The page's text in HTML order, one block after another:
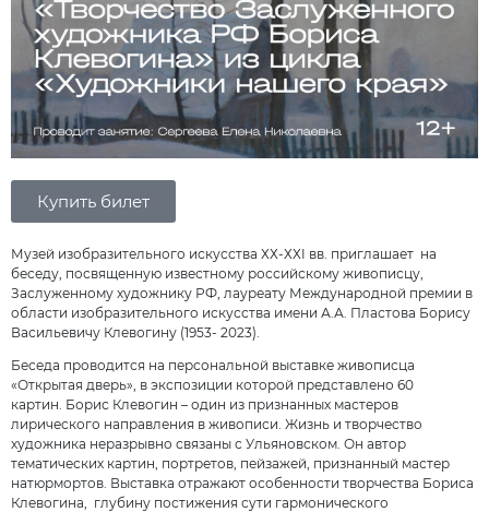
Купить билет
Музей изобразительного искусства ХХ-ХХI вв. приглашает на
беседу, посвященную известному российскому живописцу,
Заслуженному художнику РФ, лауреату Международной премии в
области изобразительного искусства имени А.А. Пластова Борису
Васильевичу Клевогину (1953- 2023).
Беседа проводится на персональной выставке живописца
«Открытая дверь», в экспозиции которой представлено 60
картин. Борис Клевогин – один из признанных мастеров
лирического направления в живописи. Жизнь и творчество
художника неразрывно связаны с Ульяновском. Он автор
тематических картин, портретов, пейзажей, признанный мастер
натюрмортов. Выставка отражают особенности творчества Бориса
Клевогина, глубину постижения сути гармонического